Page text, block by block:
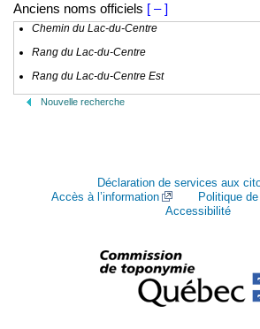
Anciens noms officiels [ – ]
Chemin du Lac-du-Centre
Rang du Lac-du-Centre
Rang du Lac-du-Centre Est
Nouvelle recherche
Déclaration de services aux
Accès à l’information
Politique
Accessibilité